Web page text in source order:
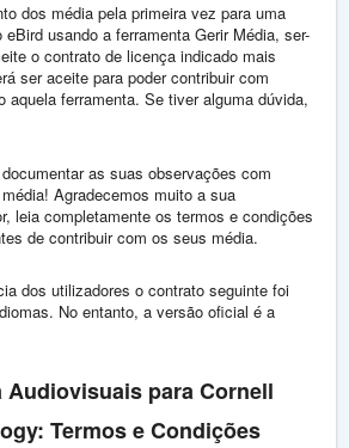
dos média pela primeira vez para uma
usando a ferramenta Gerir Média, ser-
o contrato de licença indicado mais
ser aceite para poder contribuir com
aquela ferramenta. Se tiver alguma dúvida,
as suas observações com
Agradecemos muito a sua
leia completamente os termos e condições
de contribuir com os seus média.
dos utilizadores o contrato seguinte foi
No entanto, a versão oficial é a
Audiovisuais para Cornell
Termos e Condições